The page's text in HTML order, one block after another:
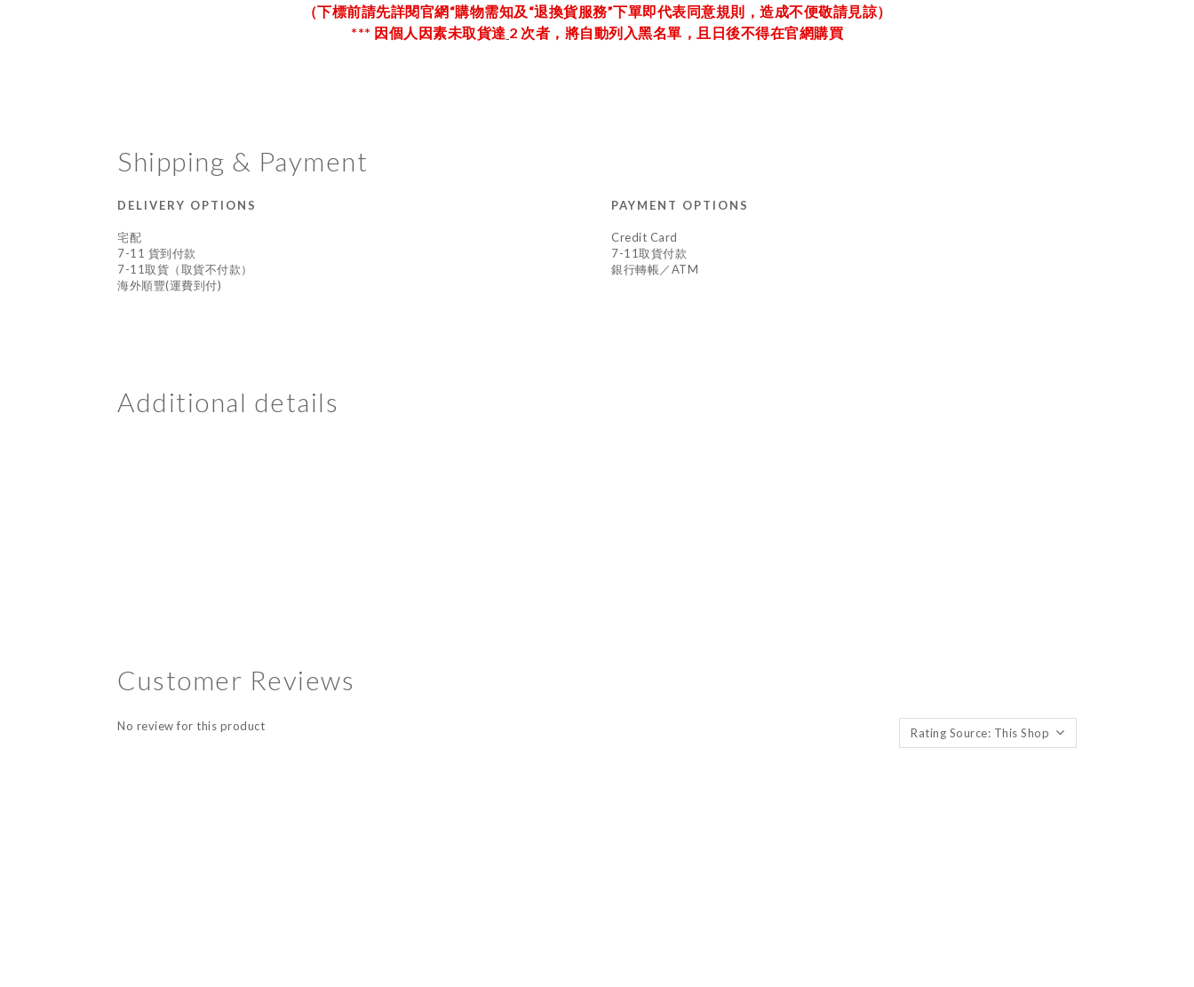
（下標前請先詳閱官網“購物需知及“退換貨服務”下單即代表同意規則，造成不便敬請見諒）
*** 因個人因素未取貨達 2 次者， 將自動列入黑名單 ， 且日後不得在官網購買
Shipping & Payment
DELIVERY OPTIONS
宅配
7-11 貨到付款
7-11取貨（取貨不付款）
海外順豐(運費到付)
PAYMENT OPTIONS
Credit Card
7-11取貨付款
銀行轉帳／ATM
Additional details
Customer Reviews
No review for this product